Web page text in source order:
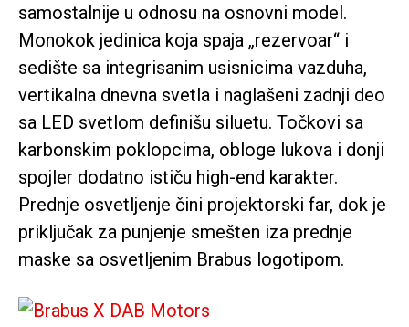
samostalnije u odnosu na osnovni model.
Monokok jedinica koja spaja „rezervoar“ i
sedište sa integrisanim usisnicima vazduha,
vertikalna dnevna svetla i naglašeni zadnji deo
sa LED svetlom definišu siluetu. Točkovi sa
karbonskim poklopcima, obloge lukova i donji
spojler dodatno ističu high-end karakter.
Prednje osvetljenje čini projektorski far, dok je
priključak za punjenje smešten iza prednje
maske sa osvetljenim Brabus logotipom.